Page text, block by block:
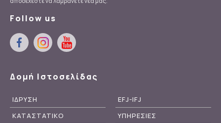
Follow us
Δομή Ιστοσελίδας
ΙΔΡΥΣΗ
ΚΑΤΑΣΤΑΤΙΚΟ
EFJ-IFJ
ΥΠΗΡΕΣΙΕΣ